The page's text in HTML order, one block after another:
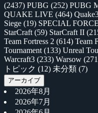
(2437) PUBG (252) PUBG
QUAKE LIVE (464)
Siege (19) SPECIAL FORCE
StarCraft (59) StarCraft II
Team Fortress 2 (614) Team
Tournament (133) Unreal
Warcraft3 (233) Warsow
トピック (12) 未分類 (7)
アーカイブ
2026年8月
2026年7月